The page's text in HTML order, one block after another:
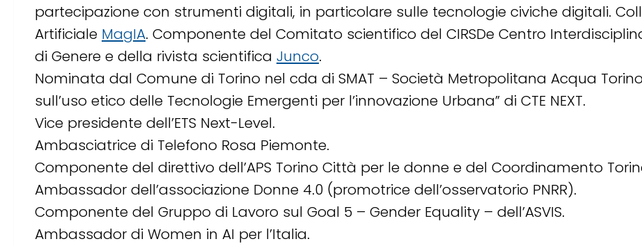
partecipazione con strumenti digitali, in particolare sulle tecnologie civiche digitali.
Artificiale MagIA. Componente del Comitato scientifico del CIRSDe Centro
di Genere e della rivista scientifica Junco.
Nominata dal Comune di Torino nel cda di SMAT – Società Metropolitana Acqua
sull’uso etico delle Tecnologie Emergenti per l’innovazione Urbana” di CTE NEXT.
Vice presidente dell’ETS Next-Level.
Ambasciatrice di Telefono Rosa Piemonte.
Componente del direttivo dell’APS Torino Città per le donne e del Coordinamento
Ambassador dell’associazione Donne 4.0 (promotrice dell’osservatorio PNRR).
Componente del Gruppo di Lavoro sul Goal 5 – Gender Equality – dell’ASVIS.
Ambassador di Women in AI per l’Italia.